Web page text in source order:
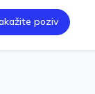
poziv